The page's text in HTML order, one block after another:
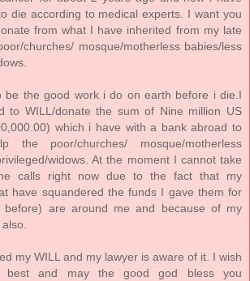
die according to medical experts. I want you
from what I have inherited from my late
churches/ mosque/motherless babies/less
be the good work i do on earth before i die.I
to WILL/donate the sum of Nine million US
which i have with a bank abroad to
the poor/churches/ mosque/motherless
widows. At the moment I cannot take
calls right now due to the fact that my
have squandered the funds I gave them for
before) are around me and because of my
my WILL and my lawyer is aware of it. I wish
and may the good god bless you